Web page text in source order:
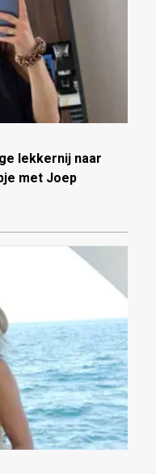
lekkernij naar
met Joep